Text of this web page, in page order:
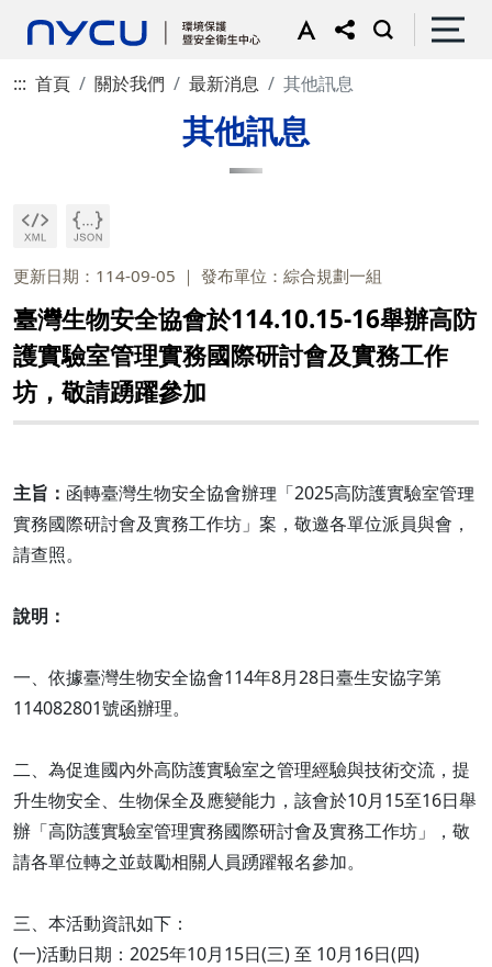
::: 首頁 關於我們 最新消息 其他訊息
其他訊息
更新日期：114-09-05 發布單位：綜合規劃一組
臺灣生物安全協會於114.10.15-16舉辦高防
護實驗室管理實務國際研討會及實務工作
坊，敬請踴躍參加
主旨： 函轉臺灣生物安全協會辦理「2025高防護實驗室管理
實務國際研討會及實務工作坊」案，敬邀各單位派員與會，
請查照。
說明：
一、依據臺灣生物安全協會114年8月28日臺生安協字第
114082801號函辦理。
二、為促進國內外高防護實驗室之管理經驗與技術交流，提
升生物安全、生物保全及應變能力，該會於10月15至16日舉
辦「高防護實驗室管理實務國際研討會及實務工作坊」，敬
請各單位轉之並鼓勵相關人員踴躍報名參加。
三、本活動資訊如下：
(一)活動日期：2025年10月15日(三) 至 10月16日(四)